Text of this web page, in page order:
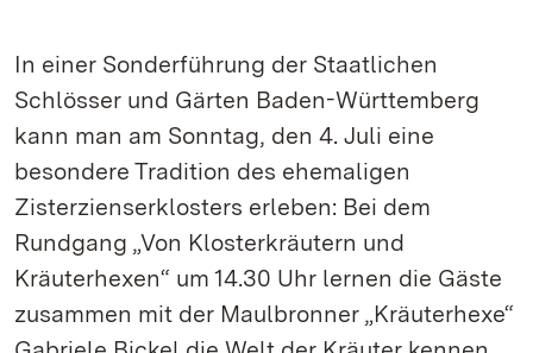
In einer Sonderführung der Staatlichen
Schlösser und Gärten Baden-Württemberg
kann man am Sonntag, den 4. Juli eine
besondere Tradition des ehemaligen
Zisterzienserklosters erleben: Bei dem
Rundgang „Von Klosterkräutern und
Kräuterhexen“ um 14.30 Uhr lernen die Gäste
zusammen mit der Maulbronner „Kräuterhexe“